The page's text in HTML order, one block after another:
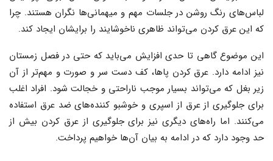
لباس‌های رنگ روشن در جلسات مهم و میهمانی‌ها نگران هستند. چرا
که این عرق کردن می‌تواند ظاهری ناخوشایند را برایشان ایجاد کند.
این موضوع گاهی تا حدی افزایش می‌باید که حتی در فصل زمستان
نیز ادامه دارد. عرق کردن پاها، کف دست سر و صورت و مهم‌تر از آن
زیر بغل که می‌تواند بسیار موجب ناراحتی و خجالت شود. افراد اغلب
برای جلوگیری از عرق از اسپری و خوشبو کننده‌های ضد عرق استفاده
می‌کنند. اما راه‌های دیگری نیز برای جلوگیری از عرق کردن بیش از
حد وجود دارد که در ادامه به بیان آن‌ها خواهیم پرداخت.